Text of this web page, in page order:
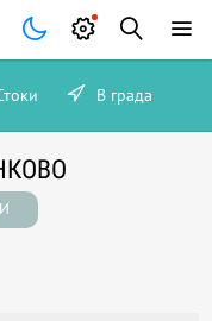
В града